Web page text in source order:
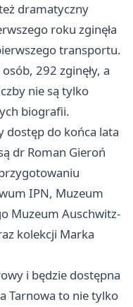
dramatyczny
roku zginęła
transportu.
292 zginęły, a
nie są tylko
biografii.
dostęp do końca lata
dr Roman Gieroń
IPN, Muzeum
Muzeum Auschwitz-
kolekcji Marka
i będzie dostępna
Tarnowa to nie tylko